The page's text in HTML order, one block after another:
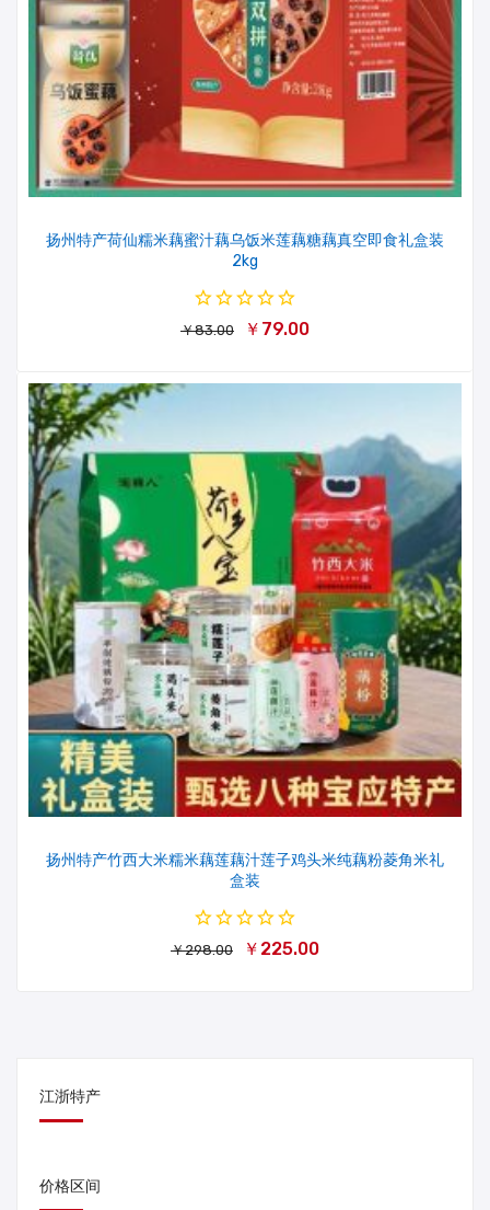
扬州特产荷仙糯米藕蜜汁藕乌饭米莲藕糖藕真空即食礼盒装
2kg
￥83.00 ￥79.00
扬州特产竹西大米糯米藕莲藕汁莲子鸡头米纯藕粉菱角米礼
盒装
￥298.00 ￥225.00
江浙特产
价格区间